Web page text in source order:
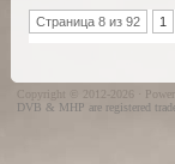
Страница 8 из 92 1
Copyright © 2012-2026 ·
DVB & MHP are registered